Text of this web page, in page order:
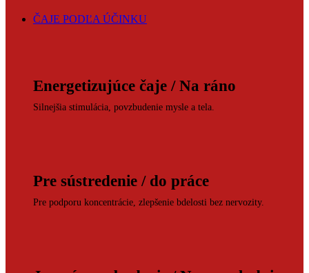
ČAJE PODĽA ÚČINKU
Energetizujúce čaje / Na ráno
Silnejšia stimulácia, povzbudenie mysle a tela.
Pre sústredenie / do práce
Pre podporu koncentrácie, zlepšenie bdelosti bez nervozity.